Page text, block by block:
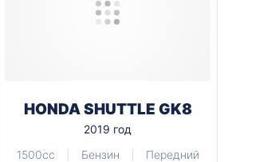
HONDA SHUTTLE GK8
2019 год
1500cc
Бензин Передний